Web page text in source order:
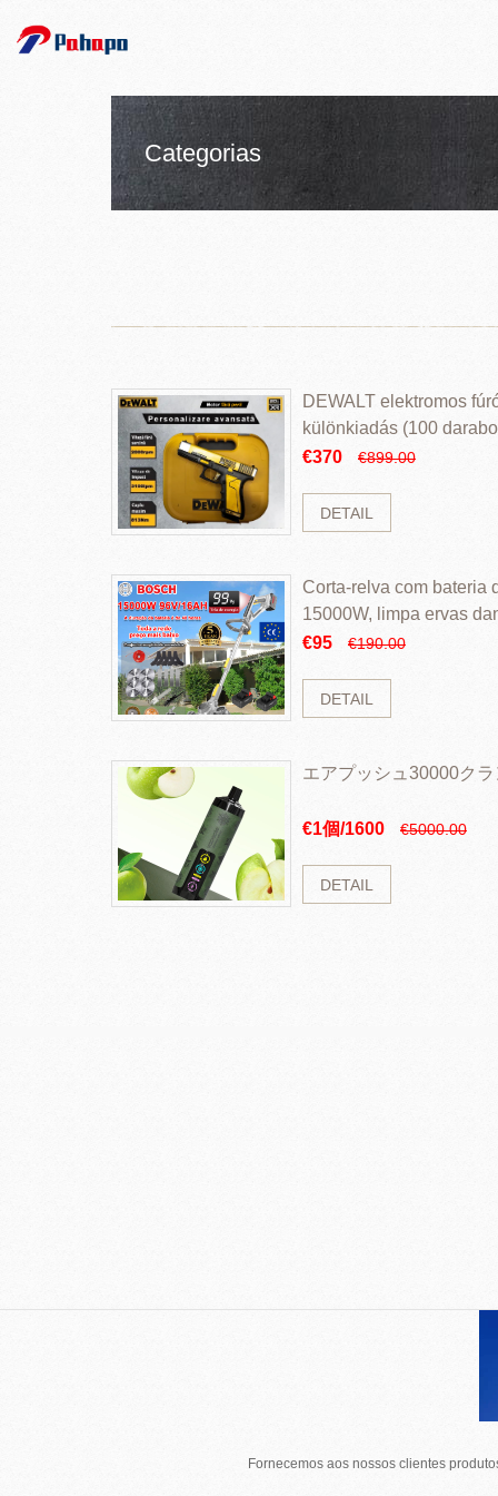
Categorias
DEWALT elektromos
különkiadás (100
€370
€899.00
DETAIL
Corta-relva com bateria
15000W, limpa ervas
rapidamente
€95 €190.00
DETAIL
エアプッシュ30000ク
€1個/1600 €5000.00
DETAIL
Fornecemos aos nossos clientes